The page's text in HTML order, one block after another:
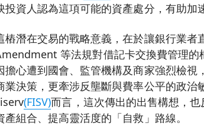
投資人認為這項可能的資產處分，有助加
樁潛在交易的戰略意義，在於讓銀行業
等法規對借記卡交換費管理的
擔心遭到國會、監管機構及商家強烈檢
業決策，更牽涉反壟斷與費率公平的政治
(FISV)而言，這次傳出的出售構想，
產組合、提高靈活度的「自救」路線。